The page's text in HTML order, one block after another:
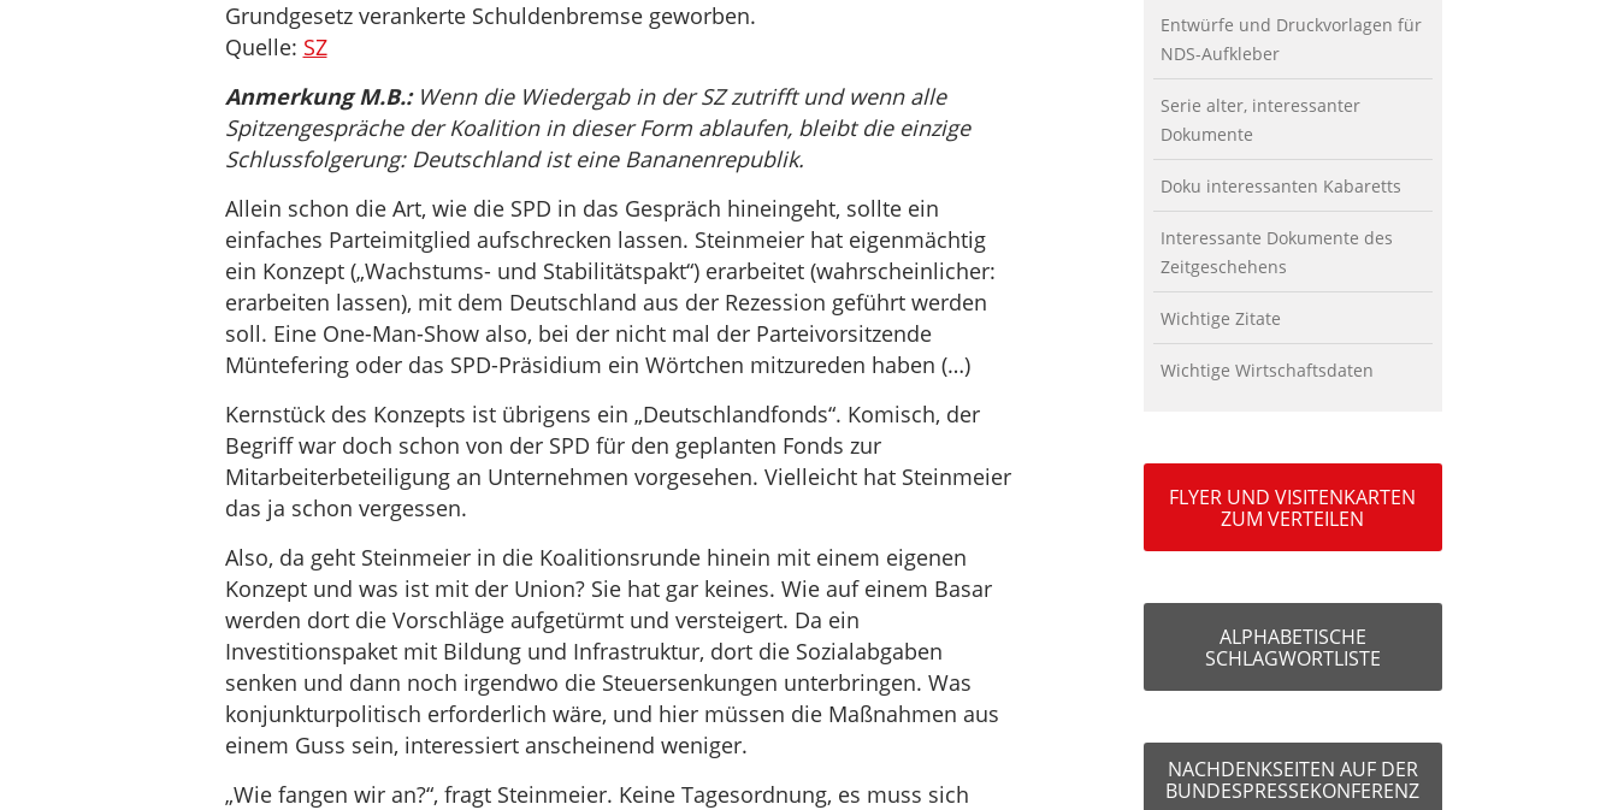
Grundgesetz verankerte Schuldenbremse geworben.
Quelle: SZ
Anmerkung M.B.:Wenn die Wiedergab in der SZ zutrifft und wenn alle
Spitzengespräche der Koalition in dieser Form ablaufen, bleibt die einzige
Schlussfolgerung: Deutschland ist eine Bananenrepublik.
Allein schon die Art, wie die SPD in das Gespräch hineingeht, sollte ein
einfaches Parteimitglied aufschrecken lassen. Steinmeier hat eigenmächtig
ein Konzept („Wachstums- und Stabilitätspakt“) erarbeitet (wahrscheinlicher:
erarbeiten lassen), mit dem Deutschland aus der Rezession geführt werden
soll. Eine One-Man-Show also, bei der nicht mal der Parteivorsitzende
Müntefering oder das SPD-Präsidium ein Wörtchen mitzureden haben (…)
Kernstück des Konzepts ist übrigens ein „Deutschlandfonds“. Komisch, der
Begriff war doch schon von der SPD für den geplanten Fonds zur
Mitarbeiterbeteiligung an Unternehmen vorgesehen. Vielleicht hat Steinmeier
das ja schon vergessen.
Also, da geht Steinmeier in die Koalitionsrunde hinein mit einem eigenen
Konzept und was ist mit der Union? Sie hat gar keines. Wie auf einem Basar
werden dort die Vorschläge aufgetürmt und versteigert. Da ein
Investitionspaket mit Bildung und Infrastruktur, dort die Sozialabgaben
senken und dann noch irgendwo die Steuersenkungen unterbringen. Was
konjunkturpolitisch erforderlich wäre, und hier müssen die Maßnahmen aus
einem Guss sein, interessiert anscheinend weniger.
„Wie fangen wir an?“, fragt Steinmeier. Keine Tagesordnung, es muss sich
Entwürfe und Druckvorlagen für
NDS-Aufkleber
Serie alter, interessanter
Dokumente
Doku interessanten Kabaretts
Interessante Dokumente des
Zeitgeschehens
Wichtige Zitate
Wichtige Wirtschaftsdaten
FLYER UND VISITENKARTEN
ZUM VERTEILEN
ALPHABETISCHE
SCHLAGWORTLISTE
NACHDENKSEITEN AUF DER
BUNDESPRESSEKONFERENZ